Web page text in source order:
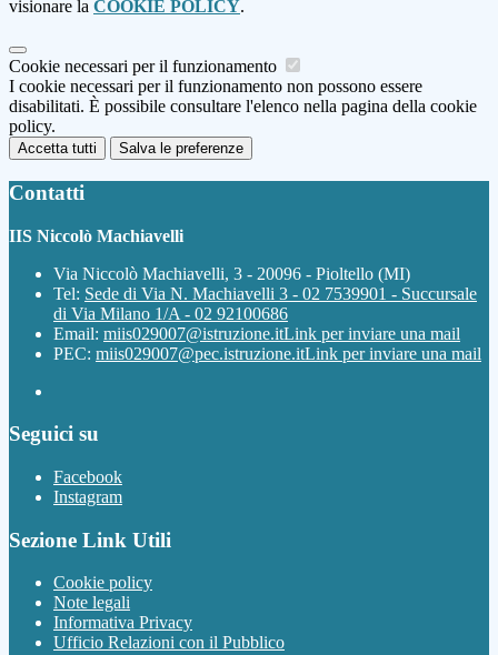
visionare la COOKIE POLICY.
Cookie necessari per il funzionamento
I cookie necessari per il funzionamento non possono essere
disabilitati. È possibile consultare l'elenco nella pagina della cookie
policy.
Accetta tutti Salva le preferenze
Contatti
IIS Niccolò Machiavelli
Via Niccolò Machiavelli, 3 - 20096 - Pioltello (MI)
Tel: Sede di Via N. Machiavelli 3 - 02 7539901 - Succursale
di Via Milano 1/A - 02 92100686
Email: miis029007@istruzione.itLink per inviare una mail
PEC: miis029007@pec.istruzione.itLink per inviare una mail
Seguici su
Facebook
Instagram
Sezione Link Utili
Cookie policy
Note legali
Informativa Privacy
Ufficio Relazioni con il Pubblico